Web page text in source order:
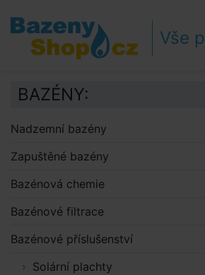
Přejít na obsah
Přejít k postrannímu sloupci
Klávesové zkratky
Vše
BAZÉNY:
Nadzemní bazény
Zapuštěné bazény
Bazénová chemie
Bazénové filtrace
Bazénové příslušenství
Solární plachty